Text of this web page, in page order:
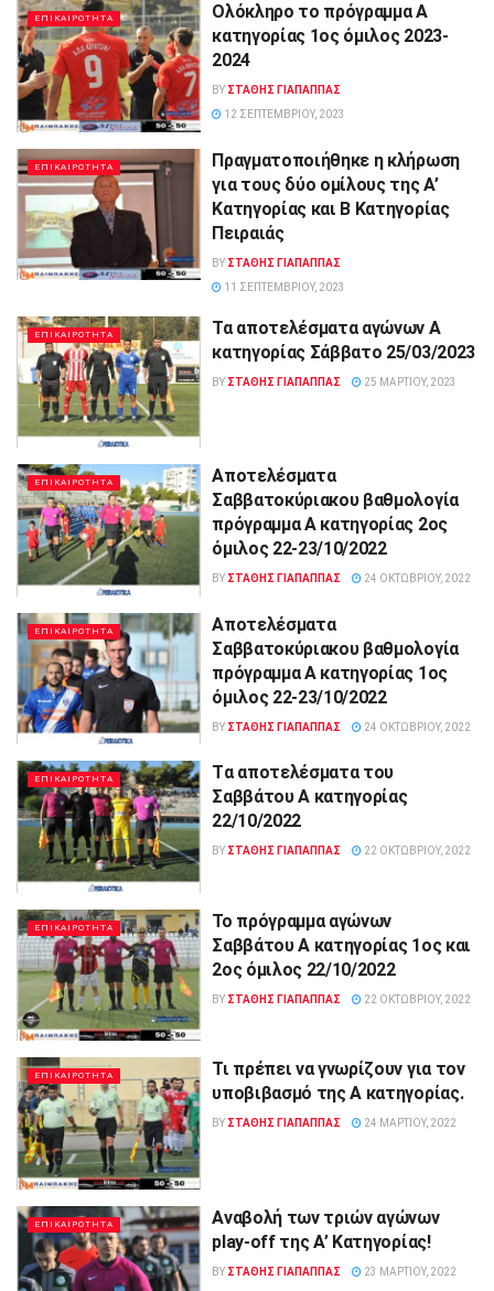
ΕΠΙΚΑΙΡΟΤΗΤΑ
Ολόκληρο το πρόγραμμα Α
κατηγορίας 1ος όμιλος 2023-
2024
BY ΣΤΑΘΗΣ ΓΊΑΠΑΠΠΑΣ
12 ΣΕΠΤΕΜΒΡΊΟΥ, 2023
ΕΠΙΚΑΙΡΟΤΗΤΑ
Πραγματοποιήθηκε η κλήρωση
για τους δύο ομίλους της Α’
Κατηγορίας και Β Κατηγορίας
Πειραιάς
BY ΣΤΑΘΗΣ ΓΊΑΠΑΠΠΑΣ
11 ΣΕΠΤΕΜΒΡΊΟΥ, 2023
ΕΠΙΚΑΙΡΟΤΗΤΑ
Τα αποτελέσματα αγώνων Α
κατηγορίας Σάββατο 25/03/2023
BY ΣΤΑΘΗΣ ΓΊΑΠΑΠΠΑΣ 25 ΜΑΡΤΊΟΥ, 2023
ΕΠΙΚΑΙΡΟΤΗΤΑ
Aποτελέσματα
Σαββατοκύριακου βαθμολογία
πρόγραμμα Α κατηγορίας 2ος
όμιλος 22-23/10/2022
BY ΣΤΑΘΗΣ ΓΊΑΠΑΠΠΑΣ 24 ΟΚΤΩΒΡΊΟΥ, 2022
ΕΠΙΚΑΙΡΟΤΗΤΑ
Aποτελέσματα
Σαββατοκύριακου βαθμολογία
πρόγραμμα Α κατηγορίας 1ος
όμιλος 22-23/10/2022
BY ΣΤΑΘΗΣ ΓΊΑΠΑΠΠΑΣ 24 ΟΚΤΩΒΡΊΟΥ, 2022
ΕΠΙΚΑΙΡΟΤΗΤΑ
Tα αποτελέσματα του
Σαββάτου Α κατηγορίας
22/10/2022
BY ΣΤΑΘΗΣ ΓΊΑΠΑΠΠΑΣ 22 ΟΚΤΩΒΡΊΟΥ, 2022
ΕΠΙΚΑΙΡΟΤΗΤΑ
Το πρόγραμμα αγώνων
Σαββάτου Α κατηγορίας 1ος και
2ος όμιλος 22/10/2022
BY ΣΤΑΘΗΣ ΓΊΑΠΑΠΠΑΣ 22 ΟΚΤΩΒΡΊΟΥ, 2022
ΕΠΙΚΑΙΡΟΤΗΤΑ
Τι πρέπει να γνωρίζουν για τον
υποβιβασμό της Α κατηγορίας.
BY ΣΤΑΘΗΣ ΓΊΑΠΑΠΠΑΣ 24 ΜΑΡΤΊΟΥ, 2022
ΕΠΙΚΑΙΡΟΤΗΤΑ
Αναβολή των τριών αγώνων
play-off της Α’ Κατηγορίας!
BY ΣΤΑΘΗΣ ΓΊΑΠΑΠΠΑΣ 23 ΜΑΡΤΊΟΥ, 2022